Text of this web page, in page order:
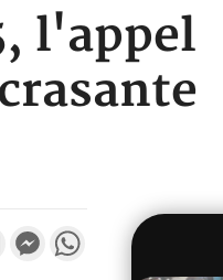
l'appel
Gmail MessengerWhatsApp